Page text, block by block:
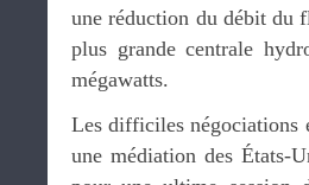
une réduction du débit du
plus grande centrale
mégawatts.
Les difficiles négociations
une médiation des États-